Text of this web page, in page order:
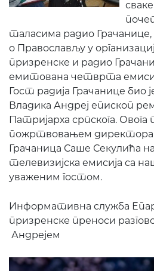
с
таласима радио Грачанице,
о Православљу у
призренске и радио
емитована четврта
Гост радија Грачанице био
Владика Андреј епископ
Патријарха српскога.
пожртвовањем директора
Грачаница Саше Секулића
телевизијска емисија са
уваженим гостом.
Информативна служба
призренске преноси
Андрејем